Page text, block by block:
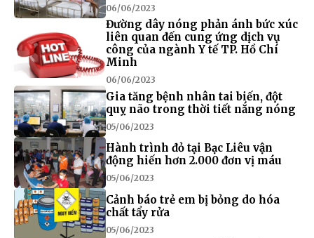
06/06/2023
Đường dây nóng phản ánh bức xúc
liên quan đến cung ứng dịch vụ
công của ngành Y tế TP. Hồ Chí
Minh
06/06/2023
Gia tăng bệnh nhân tai biến, đột
quỵ não trong thời tiết nắng nóng
05/06/2023
Hành trình đỏ tại Bạc Liêu vận
động hiến hơn 2.000 đơn vị máu
05/06/2023
Cảnh báo trẻ em bị bỏng do hóa
chất tẩy rửa
05/06/2023